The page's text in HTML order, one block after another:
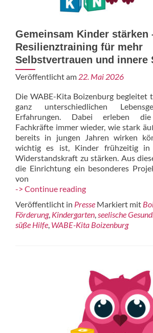
Gemeinsam Kinder stärken
Resilienztraining für mehr
Selbstvertrauen und innere
Veröffentlicht am 22. Mai 2026
Die WABE-Kita Boizenburg begleitet
ganz unterschiedlichen
Erfahrungen. Dabei erleben die
Fachkräfte immer wieder, wie stark
bereits in jungen Jahren wirken
wichtig es ist, Kinder frühzeitig in
Widerstandskraft zu stärken. Aus
die Einrichtung ein besonderes
von
-> Continue readingGemeinsam
stärken
–
Resilienztraining
und
innere
Stärke
Veröffentlicht in Presse Markiert mit
Förderung, Kindergarten,seelische
süße Hilfe, WABE-Kita Boizenburg